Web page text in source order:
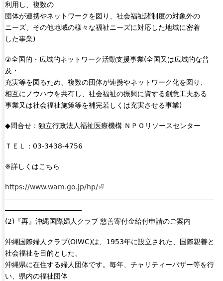
利用し、複数の
団体が連携やネットワークを図り、社会福祉諸制度の対象外の
ニーズ、その他地域の様々な福祉ニーズに対応した地域に密着
した事業)
②全国的・広域的ネットワーク活動支援事業(全国又は広域的な普
及・
充実等を図るため、複数の団体が連携やネットワーク化を図り、
相互にノウハウを共有し、社会福祉の振興に資する創意工夫ある
事業又は社会福祉施策等を補完若しくは充実させる事業)
◆問合せ：独立行政法人福祉医療機構 ＮＰＯリソースセンター
ＴＥＬ：03-3438-4756
※詳しくはこちら
https://www.wam.go.jp/hp/(
l
n
i
e
――――――――――――――――――――――――――――――
―――――――――――
(2)『再』沖縄国際婦人クラブ 慈善寄付金給付申請のご案内
沖縄国際婦人クラブ(OIWC)は、1953年に設立された、国際親善と
社会福祉を目的とした、
沖縄県に在住する婦人団体です。毎年、チャリティーバザー等を行
い、県内の福祉団体